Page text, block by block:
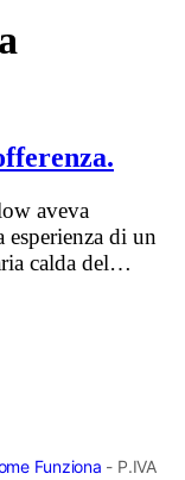
aveva
esperienza di un
calda del…
Funziona - P.IVA